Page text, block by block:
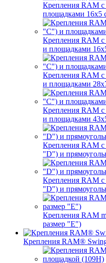
Крепления RAM
площадками 16х5
Крепления RAM
и площадками
Крепления RAM
и площадками
Крепления RAM
и площадками
Крепления RAM
"D") и
Крепления RAM
"D") и
Крепления RAM
размер "E")
Крепления RAM®